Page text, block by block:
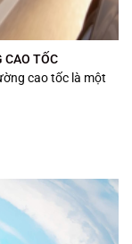
CAO TỐC
cao tốc là một